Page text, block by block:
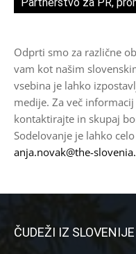
Odprti smo za različne
vam kot našim
vsebina je lahko
medije. Za več
kontaktirajte in skupaj
Sodelovanje je lahko
anja.novak@the-
ČUDEŽI IZ SLOVENIJE